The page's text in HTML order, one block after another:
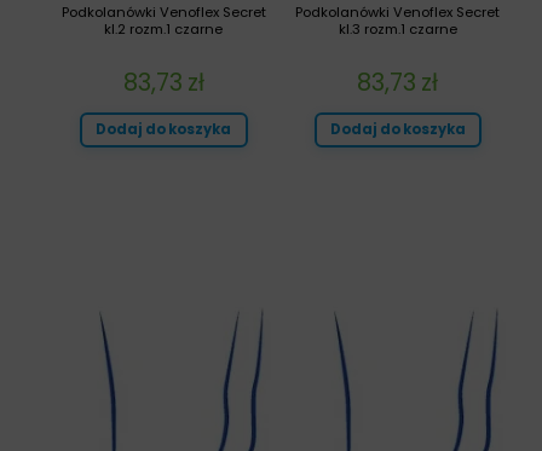
Podkolanówki Venoflex Secret
kl.3 rozm.1 czarne
83,73 zł
Dodaj do koszyka
Podkolanówki Venoflex Secret
kl.2 rozm.1 czarne
83,73 zł
Dodaj do koszyka